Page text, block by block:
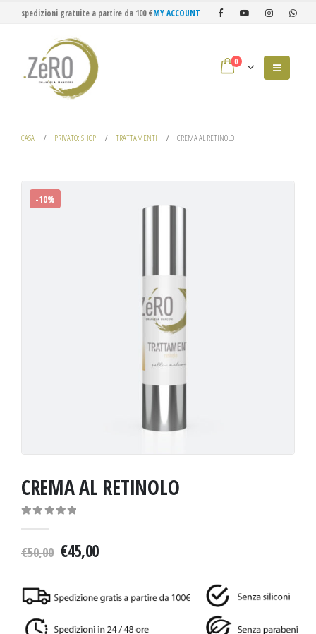
spedizioni gratuite a partire da 100 €MY ACCOUNT
0
CASA PRIVATO: SHOP TRATTAMENTI CREMA AL RETINOLO
-10%
CREMA AL RETINOLO
€50,00 €45,00